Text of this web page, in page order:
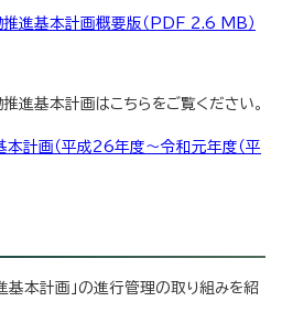
進基本計画概要版（PDF 2.6 MB）
進基本計画はこちらをご覧ください。
計画（平成26年度～令和元年度（平
基本計画」の進行管理の取り組みを紹